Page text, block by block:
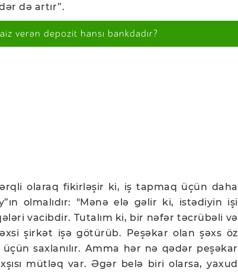
də artır”.
verən depozit hansı bankdadır?
olaraq fikirləşir ki, iş tapmaq üçün daha
olmalıdır: "Mənə elə gəlir ki, istədiyin işi
vacibdir. Tutalım ki, bir nəfər təcrübəli və
şirkət işə götürüb. Peşəkar olan şəxs öz
saxlanılır. Amma hər nə qədər peşəkar
mütləq var. Əgər belə biri olarsa, yaxud